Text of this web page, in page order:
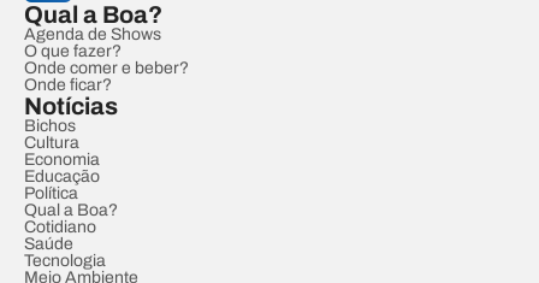
Qual a Boa?
Agenda de Shows
O que fazer?
Onde comer e beber?
Onde ficar?
Notícias
Bichos
Cultura
Economia
Educação
Política
Qual a Boa?
Cotidiano
Saúde
Tecnologia
Meio Ambiente